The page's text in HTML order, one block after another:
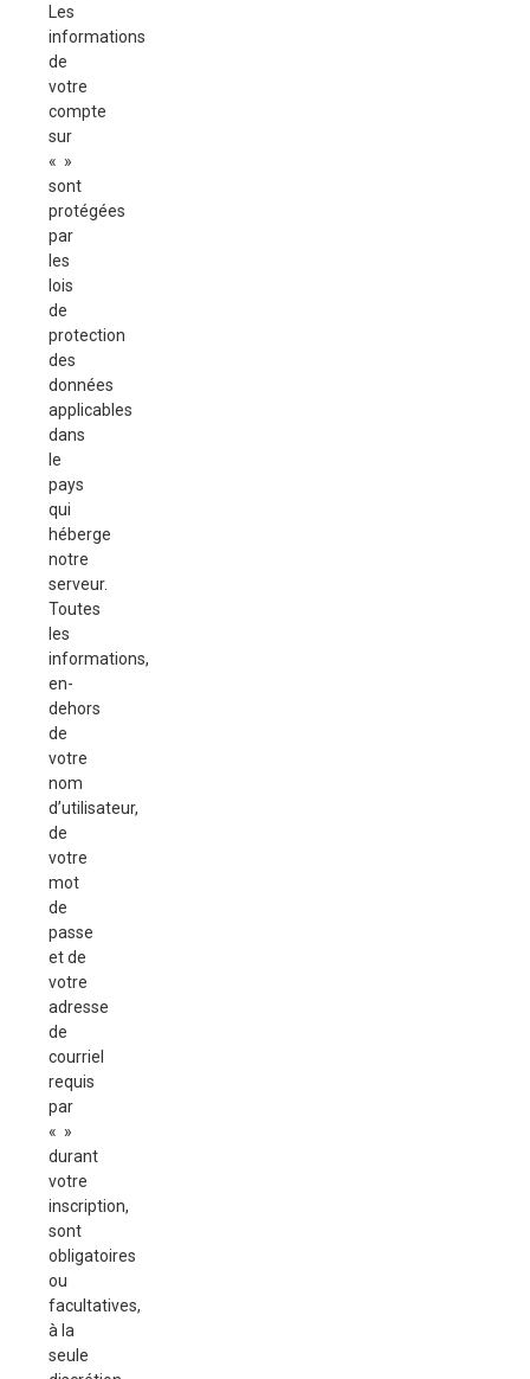
Les
informations
de
votre
compte
sur
« »
sont
protégées
par
les
lois
de
protection
des
données
applicables
dans
le
pays
qui
héberge
notre
serveur.
Toutes
les
informations,
en-
dehors
de
votre
nom
d’utilisateur,
de
votre
mot
de
passe
et de
votre
adresse
de
courriel
requis
par
« »
durant
votre
inscription,
sont
obligatoires
ou
facultatives,
à la
seule